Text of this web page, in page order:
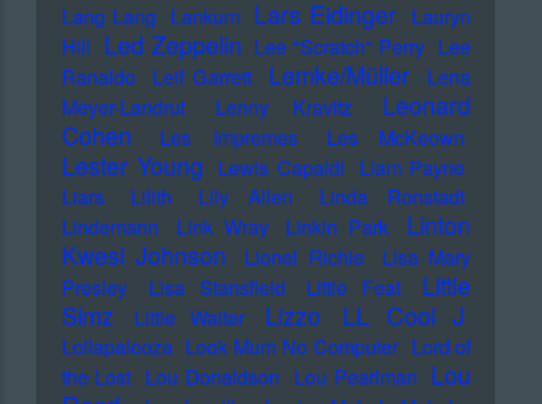
Lang Lang Lankum Lars Eidinger Lauryn
Hill Led Zeppelin Lee "Scratch" Perry Lee
Ranaldo
Leif Garrett Lemke/Müller
Lena
Meyer-Landrut
Lenny Kravitz
Leonard
Cohen
Les Impremes Les McKeown
Lester Young Lewis Capaldi Liam Payne
Liars
Lilith Lily Allen
Linda Ronstadt
Lindemann
Link Wray Linkin Park
Linton
Kwesi Johnson
Lionel Richie
Lisa Mary
Presley
Lisa Stansfield Little Feat
Little
Simz
Little Walter Lizzo LL Cool J
Lollapalooza Look Mum No Computer Lord of
the Lost Lou Donaldson Lou Pearlman Lou